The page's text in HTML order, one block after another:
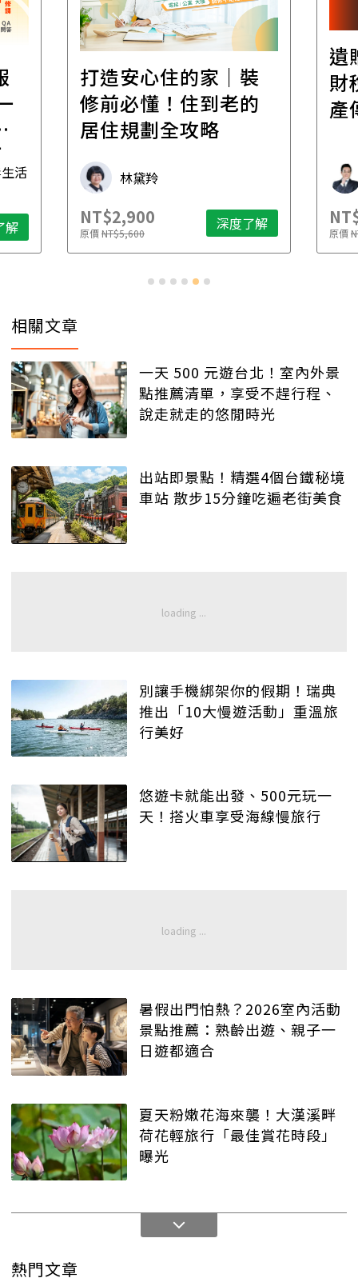
活
解
打造安心住的家｜裝
修前必懂！住到老的
居住規劃全攻略
林黛羚
NT$2,900
原價NT$5,600 深度了解
遺
財
產
原價
相關文章
一天 500 元遊台北！室內外景
點推薦清單，享受不趕行程、
說走就走的悠閒時光
出站即景點！精選4個台鐵秘境
車站 散步15分鐘吃遍老街美食
別讓手機綁架你的假期！瑞典
推出「10大慢遊活動」重溫旅
行美好
悠遊卡就能出發、500元玩一
天！搭火車享受海線慢旅行
暑假出門怕熱？2026室內活動
景點推薦：熟齡出遊、親子一
日遊都適合
夏天粉嫩花海來襲！大漢溪畔
荷花輕旅行「最佳賞花時段」
曝光
熱門文章